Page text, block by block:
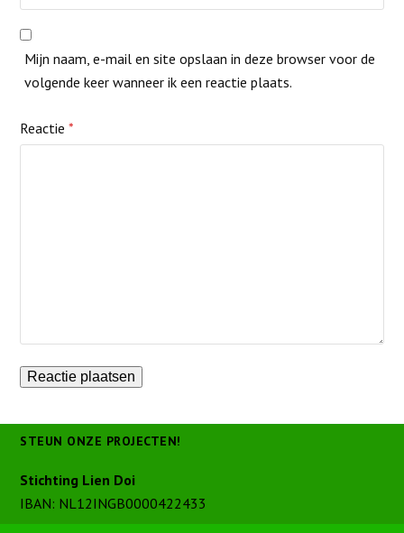
Mijn naam, e-mail en site opslaan in deze browser voor de
volgende keer wanneer ik een reactie plaats.
Reactie*
STEUN ONZE PROJECTEN!
Stichting Lien Doi
IBAN: NL12INGB0000422433